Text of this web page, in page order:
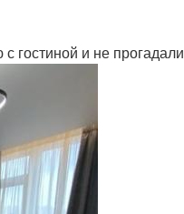
гостиной и не прогадали